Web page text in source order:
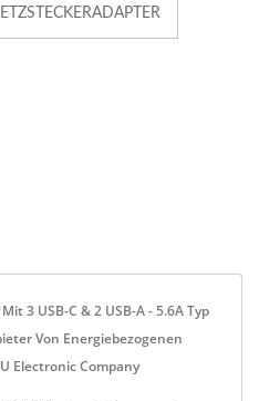
3 USB-C & 2 USB-A - 5.6A Typ
Von Energiebezogenen
Electronic Company